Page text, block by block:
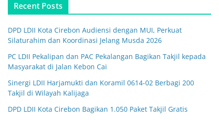
Recent Posts
DPD LDII Kota Cirebon Audiensi dengan MUI, Perkuat
Silaturahim dan Koordinasi Jelang Musda 2026
PC LDII Pekalipan dan PAC Pekalangan Bagikan Takjil kepada
Masyarakat di Jalan Kebon Cai
Sinergi LDII Harjamukti dan Koramil 0614-02 Berbagi 200
Takjil di Wilayah Kalijaga
DPD LDII Kota Cirebon Bagikan 1.050 Paket Takjil Gratis